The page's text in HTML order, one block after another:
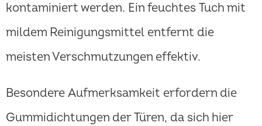
kontaminiert werden. Ein feuchtes Tuch mit
mildem Reinigungsmittel entfernt die
meisten Verschmutzungen effektiv.
Besondere Aufmerksamkeit erfordern die
Gummidichtungen der Türen, da sich hier